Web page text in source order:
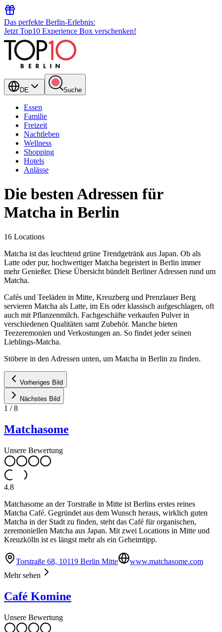
Das perfekte Berlin-Erlebnis:
Jetzt Top10 Experience Box verschenken!
DE Suche
Essen
Familie
Freizeit
Nachtleben
Wellness
Shopping
Hotels
Anlässe
Die besten Adressen für
Matcha in Berlin
16 Locations
Matcha ist das leuchtend grüne Trendgetränk aus Japan. Ob als
Latte oder pur, hochwertiger Matcha begeistert in Berlin immer
mehr Genießer. Diese Übersicht bündelt Berliner Adressen rund um
Matcha.
Cafés und Teeläden in Mitte, Kreuzberg und Prenzlauer Berg
servieren Matcha als Latte, im Eis oder klassisch aufgeschlagen, oft
auch mit Pflanzenmilch. Fachgeschäfte verkaufen Pulver in
verschiedenen Qualitäten samt Zubehör. Manche bieten
Teezeremonien und Verkostungen an. So findet jeder seinen
Lieblings-Matcha.
Stöbere in den Adressen unten, um Matcha in Berlin zu finden.
Vorheriges Bild
Nächstes Bild
1 /8
Matchasome
Unsere Bewertung
4.8
Matchasome an der Torstraße in Mitte ist Berlins erstes reines
Matcha Café. Gegründet aus dem Wunsch heraus, wirklich guten
Matcha in der Stadt zu finden, steht das Café für organischen,
zeremoniellen Matcha aus Japan. Mit zwei Locations in Mitte und
Kreuzkölln ist es längst mehr als ein Geheimtipp.
Torstraße 68, 10119 Berlin Mitte
www.matchasome.com
Mehr sehen
Café Komine
Unsere Bewertung